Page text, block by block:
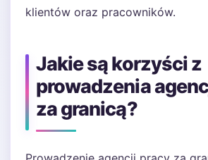
klientów oraz pracowników.
Jakie są korzyści z
prowadzenia
za granicą?